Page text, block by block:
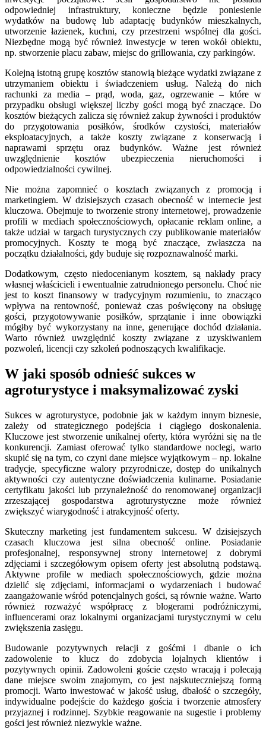
odpowiedniej infrastruktury, konieczne będzie poniesienie
wydatków na budowę lub adaptację budynków mieszkalnych,
utworzenie łazienek, kuchni, czy przestrzeni wspólnej dla gości.
Niezbędne mogą być również inwestycje w teren wokół obiektu,
np. stworzenie placu zabaw, miejsc do grillowania, czy parkingów.
Kolejną istotną grupę kosztów stanowią bieżące wydatki związane z
utrzymaniem obiektu i świadczeniem usług. Należą do nich
rachunki za media – prąd, woda, gaz, ogrzewanie – które w
przypadku obsługi większej liczby gości mogą być znaczące. Do
kosztów bieżących zalicza się również zakup żywności i produktów
do przygotowania posiłków, środków czystości, materiałów
eksploatacyjnych, a także koszty związane z konserwacją i
naprawami sprzętu oraz budynków. Ważne jest również
uwzględnienie kosztów ubezpieczenia nieruchomości i
odpowiedzialności cywilnej.
Nie można zapomnieć o kosztach związanych z promocją i
marketingiem. W dzisiejszych czasach obecność w internecie jest
kluczowa. Obejmuje to tworzenie strony internetowej, prowadzenie
profili w mediach społecznościowych, opłacanie reklam online, a
także udział w targach turystycznych czy publikowanie materiałów
promocyjnych. Koszty te mogą być znaczące, zwłaszcza na
początku działalności, gdy buduje się rozpoznawalność marki.
Dodatkowym, często niedocenianym kosztem, są nakłady pracy
własnej właścicieli i ewentualnie zatrudnionego personelu. Choć nie
jest to koszt finansowy w tradycyjnym rozumieniu, to znacząco
wpływa na rentowność, ponieważ czas poświęcony na obsługę
gości, przygotowywanie posiłków, sprzątanie i inne obowiązki
mógłby być wykorzystany na inne, generujące dochód działania.
Warto również uwzględnić koszty związane z uzyskiwaniem
pozwoleń, licencji czy szkoleń podnoszących kwalifikacje.
W jaki sposób odnieść sukces w
agroturystyce i maksymalizować zyski
Sukces w agroturystyce, podobnie jak w każdym innym biznesie,
zależy od strategicznego podejścia i ciągłego doskonalenia.
Kluczowe jest stworzenie unikalnej oferty, która wyróżni się na tle
konkurencji. Zamiast oferować tylko standardowe noclegi, warto
skupić się na tym, co czyni dane miejsce wyjątkowym – np. lokalne
tradycje, specyficzne walory przyrodnicze, dostęp do unikalnych
aktywności czy autentyczne doświadczenia kulinarne. Posiadanie
certyfikatu jakości lub przynależność do renomowanej organizacji
zrzeszającej gospodarstwa agroturystyczne może również
zwiększyć wiarygodność i atrakcyjność oferty.
Skuteczny marketing jest fundamentem sukcesu. W dzisiejszych
czasach kluczowa jest silna obecność online. Posiadanie
profesjonalnej, responsywnej strony internetowej z dobrymi
zdjęciami i szczegółowym opisem oferty jest absolutną podstawą.
Aktywne profile w mediach społecznościowych, gdzie można
dzielić się zdjęciami, informacjami o wydarzeniach i budować
zaangażowanie wśród potencjalnych gości, są równie ważne. Warto
również rozważyć współpracę z blogerami podróżniczymi,
influencerami oraz lokalnymi organizacjami turystycznymi w celu
zwiększenia zasięgu.
Budowanie pozytywnych relacji z gośćmi i dbanie o ich
zadowolenie to klucz do zdobycia lojalnych klientów i
pozytywnych opinii. Zadowoleni goście często wracają i polecają
dane miejsce swoim znajomym, co jest najskuteczniejszą formą
promocji. Warto inwestować w jakość usług, dbałość o szczegóły,
indywidualne podejście do każdego gościa i tworzenie atmosfery
przyjaznej i rodzinnej. Szybkie reagowanie na sugestie i problemy
gości jest również niezwykle ważne.